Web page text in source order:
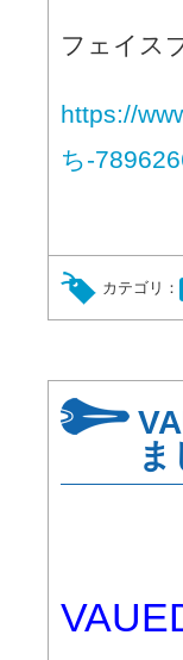
フェイス
https://
ち-
カテゴリ：
ま